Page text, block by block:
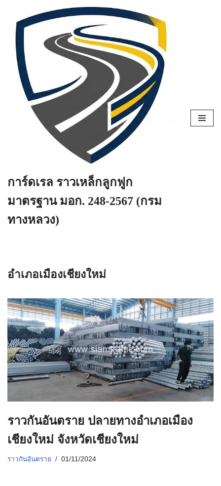
Skip
content
การ์ดเรล ราวเหล็กลูกฟูก
มาตรฐาน มอก. 248-2567 (กรม
ทางหลวง)
อำเภอเมืองเชียงใหม่
ราวกันอันตราย ปลายทางอำเภอเมือง
เชียงใหม่ จังหวัดเชียงใหม่
ราวกันอันตราย 01/11/2024